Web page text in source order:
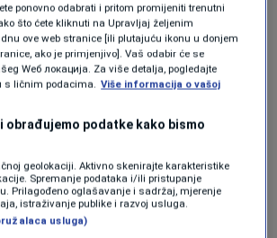
HADŽIAHMETOVIĆ
što je bio otpisan za Svjetsko
za meč sezone
Ilidže na Wembley: Hadžiahmetović
načelnika Muzura uoči
utakmice”
|
ponovno odabrati i pritom promijeniti trenutni
što ćete kliknuti na Upravljaj željenim
ove web stranice [ili plutajuću ikonu u donjem
ako je primjenjivo]. Vaš odabir će se
Wеб локација. Za više detalja, pogledajte
s ličnim podacima. Više informacija o vašoj
obrađujemo podatke kako bismo
geolokaciji. Aktivno skenirajte karakteristike
Spremanje podataka i/ili pristupanje
Prilagođeno oglašavanje i sadržaj, mjerenje
istraživanje publike i razvoj usluga.
usluga)